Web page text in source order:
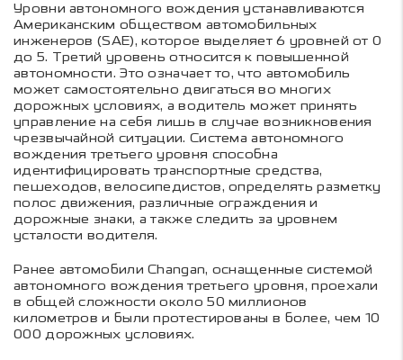
Уровни автономного вождения устанавливаются
Американским обществом автомобильных
инженеров (SAE), которое выделяет 6 уровней от 0
до 5. Третий уровень относится к повышенной
автономности. Это означает то, что автомобиль
может самостоятельно двигаться во многих
дорожных условиях, а водитель может принять
управление на себя лишь в случае возникновения
чрезвычайной ситуации. Система автономного
вождения третьего уровня способна
идентифицировать транспортные средства,
пешеходов, велосипедистов, определять разметку
полос движения, различные ограждения и
дорожные знаки, а также следить за уровнем
усталости водителя.
Ранее автомобили Changan, оснащенные системой
автономного вождения третьего уровня, проехали
в общей сложности около 50 миллионов
километров и были протестированы в более, чем 10
000 дорожных условиях.